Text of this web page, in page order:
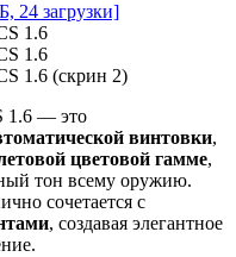
24 загрузки]
1.6 — это
винтовки,
цветовой гамме,
тон всему оружию.
сочетается с
, создавая элегантное